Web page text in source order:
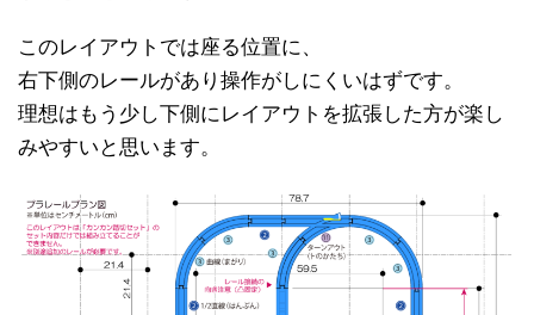
このレイアウトでは座る位置に、
右下側のレールがあり操作がしにくいはずです。
理想はもう少し下側にレイアウトを拡張した方が楽し
みやすいと思います。